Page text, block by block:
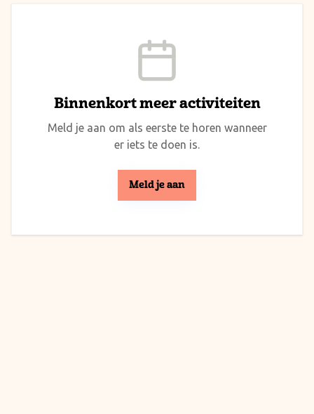
Binnenkort meer activiteiten
Meld je aan om als eerste te horen wanneer
er iets te doen is.
Meld je aan